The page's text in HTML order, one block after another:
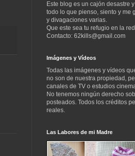
Este blog es un cajón desastre
todo lo que pienso, siento y me
y divagaciones varias.
Que este sea tu refugio en la
Contacto: 62kills@gmail.com
Imágenes y Vídeos
Todas las imágenes y vídeos
no son de nuestra propiedad,
canales de TV o estudios
No tenemos ningún derecho
posteados. Todos los créditos
reales.
Las Labores de mi Madre